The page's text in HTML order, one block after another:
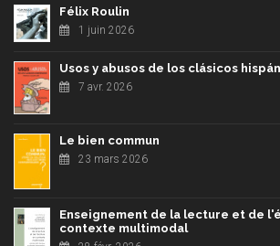
Félix Roulin
1 juin 2026
Usos y abusos de los clásicos
7 avr. 2026
Le bien commun
23 mars 2026
Enseignement de la lecture et de
contexte multimodal